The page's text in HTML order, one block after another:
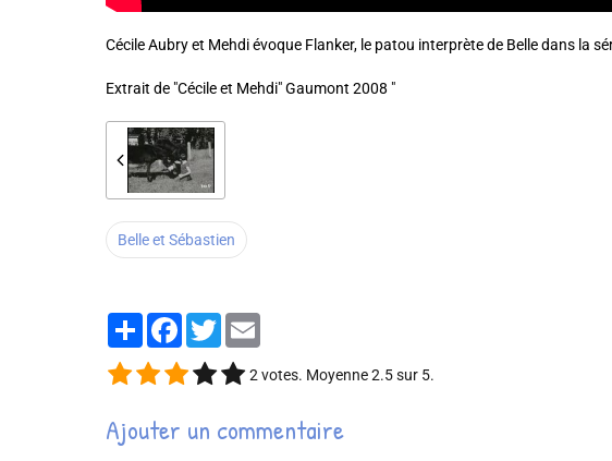
Cécile Aubry et Mehdi évoque Flanker, le patou interprète de Belle dans la
Extrait de "Cécile et Mehdi" Gaumont 2008 "
Belle et Sébastien
PartagerFacebook
Twitter
2 votes. Moyenne2.5sur 5.
Ajouter un commentaire